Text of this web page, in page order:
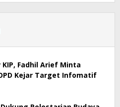
KIP, Fadhil Arief Minta
Kejar Target Infomatif